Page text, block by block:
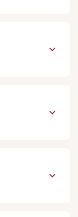
keyboard_arrow_down
keyboard_arrow_down
keyboard_arrow_down